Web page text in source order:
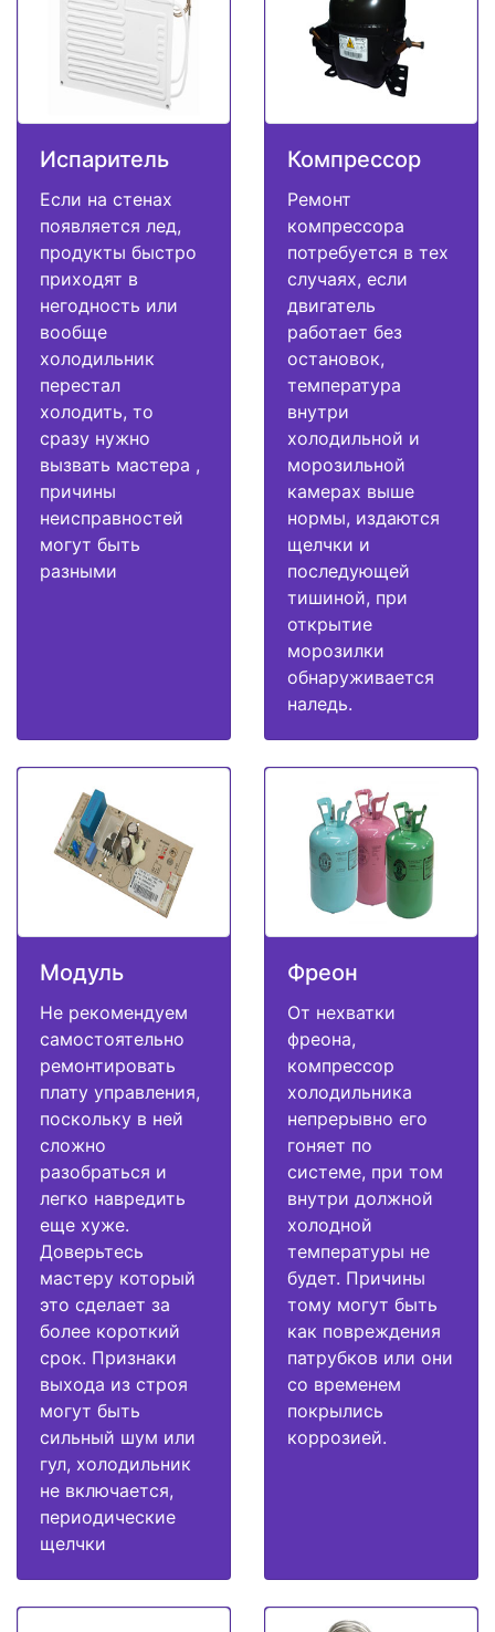
Испаритель
Если на стенах
появляется лед,
продукты быстро
приходят в
негодность или
вообще
холодильник
перестал
холодить, то
сразу нужно
вызвать мастера ,
причины
неисправностей
могут быть
разными
Компрессор
Ремонт
компрессора
потребуется в тех
случаях, если
двигатель
работает без
остановок,
температура
внутри
холодильной и
морозильной
камерах выше
нормы, издаются
щелчки и
последующей
тишиной, при
открытие
морозилки
обнаруживается
наледь.
Модуль
Не рекомендуем
самостоятельно
ремонтировать
плату управления,
поскольку в ней
сложно
разобраться и
легко навредить
еще хуже.
Доверьтесь
мастеру который
это сделает за
более короткий
срок. Признаки
выхода из строя
могут быть
сильный шум или
гул, холодильник
не включается,
периодические
щелчки
Фреон
От нехватки
фреона,
компрессор
холодильника
непрерывно его
гоняет по
системе, при том
внутри должной
холодной
температуры не
будет. Причины
тому могут быть
как повреждения
патрубков или они
со временем
покрылись
коррозией.